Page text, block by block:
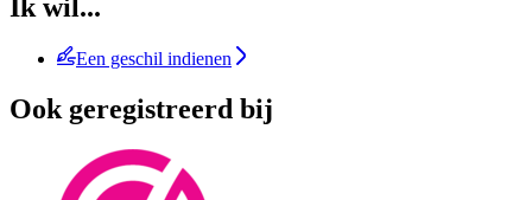
Ik wil...
Een geschil indienen
Ook geregistreerd bij